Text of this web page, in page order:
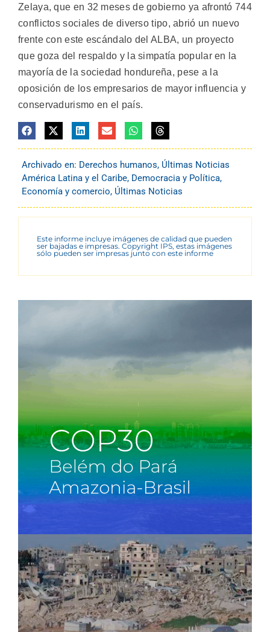
Zelaya, que en 32 meses de gobierno ya afrontó 744
conflictos sociales de diverso tipo, abrió un nuevo
frente con este escándalo del ALBA, un proyecto
que goza del respaldo y la simpatía popular en la
mayoría de la sociedad hondureña, pese a la
oposición de los empresarios de mayor influencia y
conservadurismo en el país.
Archivado en: Derechos humanos, Últimas Noticias
América Latina y el Caribe, Democracia y Política,
Economía y comercio, Últimas Noticias
Este informe incluye imágenes de calidad que pueden
ser bajadas e impresas. Copyright IPS, estas imágenes
sólo pueden ser impresas junto con este informe